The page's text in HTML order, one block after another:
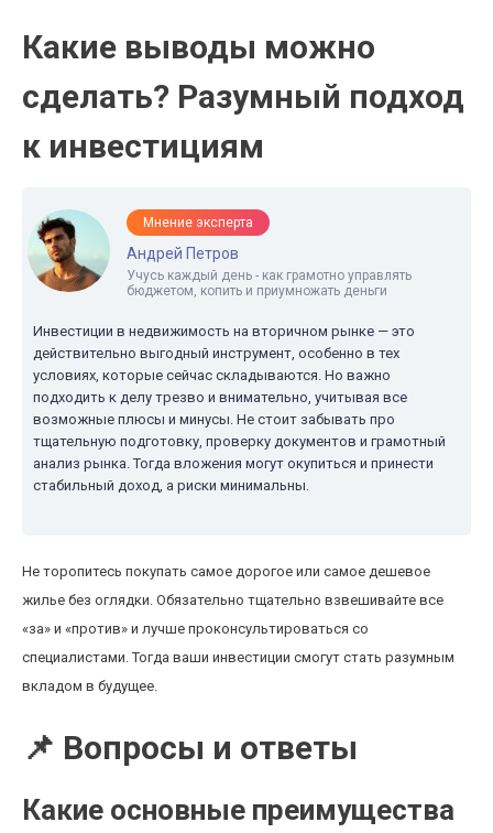
Какие выводы можно
сделать? Разумный подход
к инвестициям
Мнение эксперта
Андрей Петров
Учусь каждый день - как грамотно управлять
бюджетом, копить и приумножать деньги
Инвестиции в недвижимость на вторичном рынке — это
действительно выгодный инструмент, особенно в тех
условиях, которые сейчас складываются. Но важно
подходить к делу трезво и внимательно, учитывая все
возможные плюсы и минусы. Не стоит забывать про
тщательную подготовку, проверку документов и грамотный
анализ рынка. Тогда вложения могут окупиться и принести
стабильный доход, а риски минимальны.
Не торопитесь покупать самое дорогое или самое дешевое
жилье без оглядки. Обязательно тщательно взвешивайте все
«за» и «против» и лучше проконсультироваться со
специалистами. Тогда ваши инвестиции смогут стать разумным
вкладом в будущее.
📌 Вопросы и ответы
Какие основные преимущества